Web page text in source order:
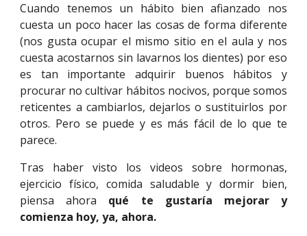
Cuando tenemos un hábito bien afianzado nos
cuesta un poco hacer las cosas de forma diferente
(nos gusta ocupar el mismo sitio en el aula y nos
cuesta acostarnos sin lavarnos los dientes) por eso
es tan importante adquirir buenos hábitos y
procurar no cultivar hábitos nocivos, porque somos
reticentes a cambiarlos, dejarlos o sustituirlos por
otros. Pero se puede y es más fácil de lo que te
parece.
Tras haber visto los videos sobre hormonas,
ejercicio físico, comida saludable y dormir bien,
piensa ahora qué te gustaría mejorar y
comienza hoy, ya, ahora.